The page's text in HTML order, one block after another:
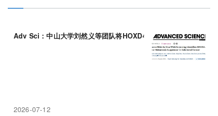
Adv Sci：中山大学刘然义等团队将HOXD4鉴定为结直肠癌肿瘤
2026-07-12